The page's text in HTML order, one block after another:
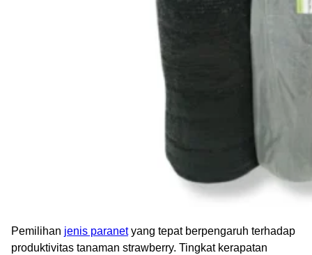
Pemilihan jenis paranetyang tepat berpengaruh terhadap
produktivitas tanaman strawberry. Tingkat kerapatan